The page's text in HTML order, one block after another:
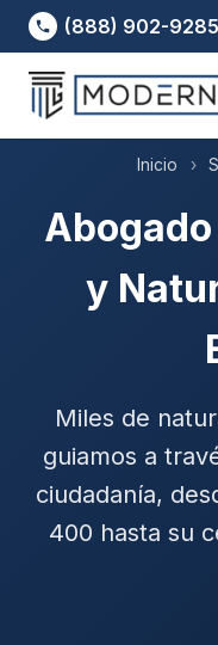
(888) 902-9285
Inicio ›
y
Miles de
guiamos a
ciudadanía,
400 hasta su